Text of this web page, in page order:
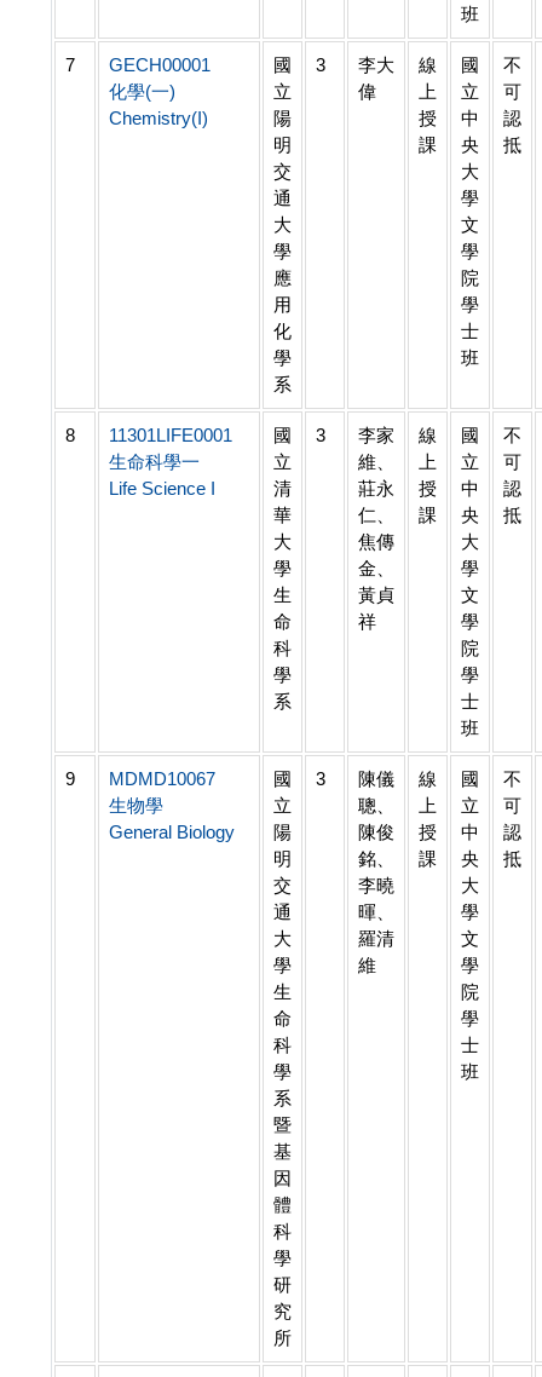
班
7
GECH00001
化學(一)
Chemistry(I)
國
立
陽
明
交
通
大
學
應
用
化
學
系
3
李大
偉
線
上
授
課
國
立
中
央
大
學
文
學
院
學
士
班
不
可
認
抵
8
11301LIFE0001
生命科學一
Life Science I
國
立
清
華
大
學
生
命
科
學
系
3
李家
維、
莊永
仁、
焦傳
金、
黃貞
祥
線
上
授
課
國
立
中
央
大
學
文
學
院
學
士
班
不
可
認
抵
9
MDMD10067
生物學
General Biology
國
立
陽
明
交
通
大
學
生
命
科
學
系
暨
基
因
體
科
學
研
究
所
3
陳儀
聰、
陳俊
銘、
李曉
暉、
羅清
維
線
上
授
課
國
立
中
央
大
學
文
學
院
學
士
班
不
可
認
抵